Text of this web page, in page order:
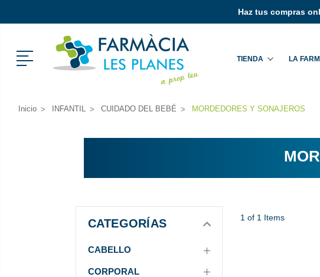
Haz tus compras
Menú TIENDA LA
Inicio INFANTIL CUIDADO DEL BEBÉ MORDEDORES Y SONAJEROS
CATEGORÍAS
CABELLO
CORPORAL
1 of 1 Items